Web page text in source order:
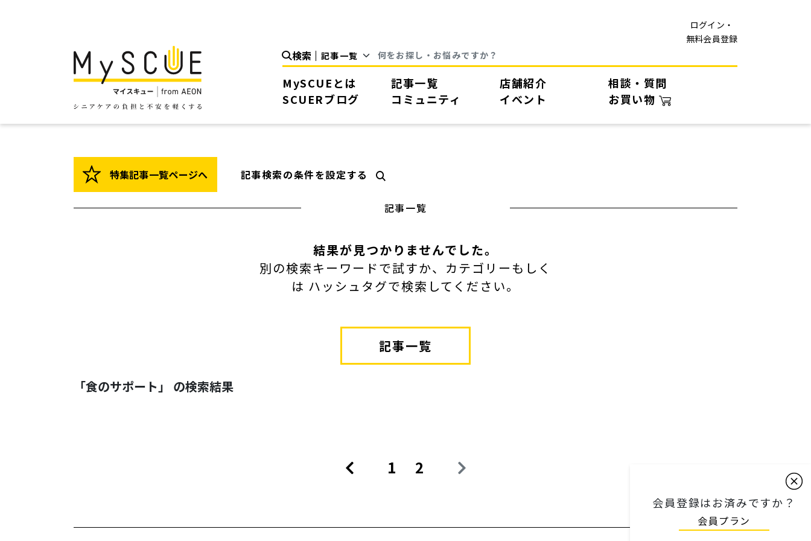
ログイン・
無料会員登録
検索
MySCUEとは 記事一覧 店舗紹介
相談・質問
SCUERブログ
コミュニティ イベント お買い物
特集記事一覧ページへ 記事検索の条件を設定する
記事一覧
結果が見つかりませんでした。
別の検索キーワードで試すか、カテゴリーもしく
は ハッシュタグで検索してください。
記事一覧
「食のサポート」 の検索結果
1 2
会員登録はお済みですか？
会員プラン